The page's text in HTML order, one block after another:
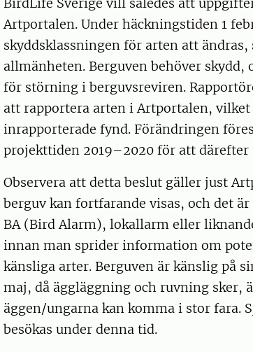
BirdLife Sverige vill således att
Artportalen. Under häckningstiden 1
skyddsklassningen för arten att
allmänheten. Berguven behöver
för störning i berguvsreviren.
att rapportera arten i Artportalen,
inrapporterade fynd. Förändringen
projekttiden 2019–2020 för att därefter
Observera att detta beslut gäller just
berguv kan fortfarande visas, och det
BA (Bird Alarm), lokallarm eller
innan man sprider information om
känsliga arter. Berguven är känslig på
maj, då äggläggning och ruvning sker,
äggen/ungarna kan komma i stor fara.
besökas under denna tid.